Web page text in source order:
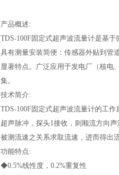
产品概述:
TDS-100F固定式超声波流量计是基
具有测量安装简便：传感器外贴到管
显著特点。广泛应用于发电厂（核电
集。
技术简介:
TDS-100F固定式超声波流量计的工
超声脉冲，探头1接收，则顺流方向
被测流速之关系求取流速，进而得出
功能特点:
◆0.5%线性度，0.2%重复性